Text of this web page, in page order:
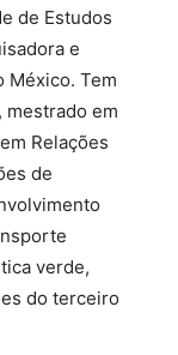
de Estudos
e
México. Tem
mestrado em
Relações
de
verde,
do terceiro